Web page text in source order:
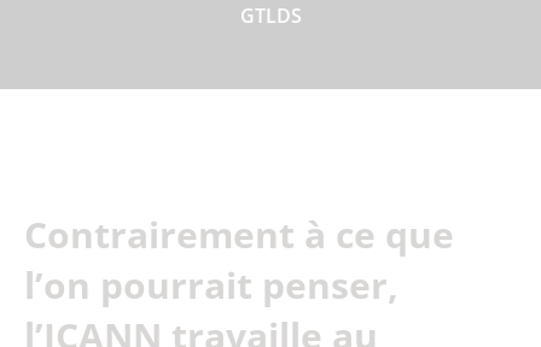
GTLDS
Contrairement à ce que
l’on pourrait penser,
l’ICANN travaille au